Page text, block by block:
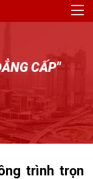
CẤP"
trình trọn